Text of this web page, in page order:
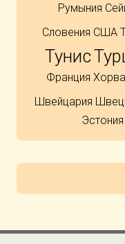
Румыния
Словения США
Тунис
Франция
Швейцария
Эстония